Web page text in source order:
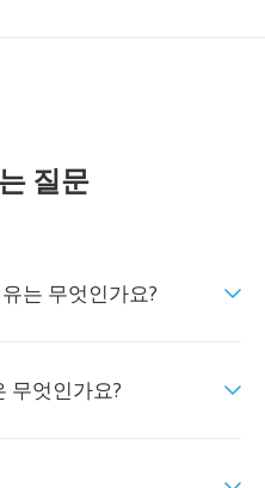
질문
는 무엇인가요?
무엇인가요?